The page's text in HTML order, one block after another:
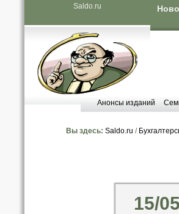
Saldo.ru
Анонсы изданий
Вы здесь: Saldo.ru /
15/